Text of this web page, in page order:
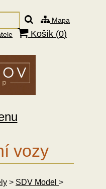
Mapa
Košík (0)
vozy
> SDV Model >